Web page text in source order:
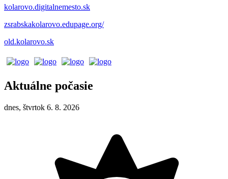
kolarovo.digitalnemesto.sk
zsrabskakolarovo.edupage.org/
old.kolarovo.sk
Aktuálne počasie
dnes, štvrtok 6. 8. 2026